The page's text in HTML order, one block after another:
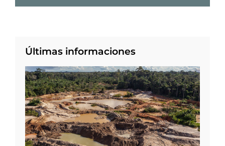
Últimas informaciones